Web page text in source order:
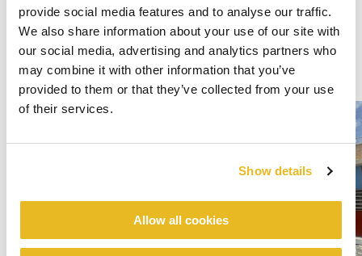
provide social media features and to analyse our traffic.
We also share information about your use of our site with
our social media, advertising and analytics partners who
may combine it with other information that you’ve
provided to them or that they’ve collected from your use
of their services.
Show details
Allow all cookies